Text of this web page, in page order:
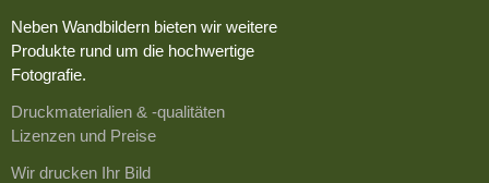
Neben Wandbildern bieten wir weitere
Produkte rund um die hochwertige
Fotografie.
Druckmaterialien & -qualitäten
Lizenzen und Preise
Wir drucken Ihr Bild